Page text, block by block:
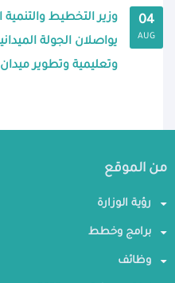
04
AUG
وزير التخطيط
يواصلان الجولة
وتعليمية وتطوير
من الموقع
رؤية الوزارة
برامج وخطط
وظائف